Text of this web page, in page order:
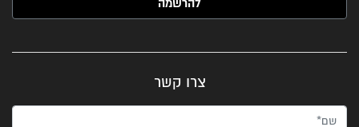
צרו קשר